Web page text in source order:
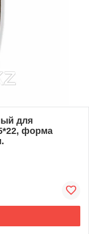
для
форма